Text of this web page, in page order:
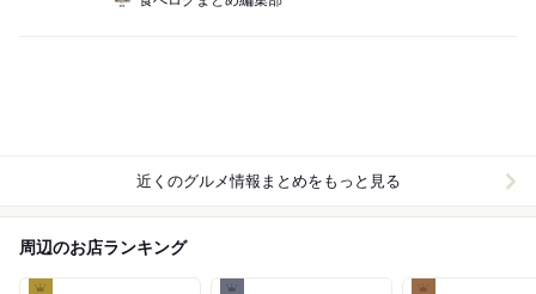
近くのグルメ情報まとめをもっと見る
周辺のお店ランキング